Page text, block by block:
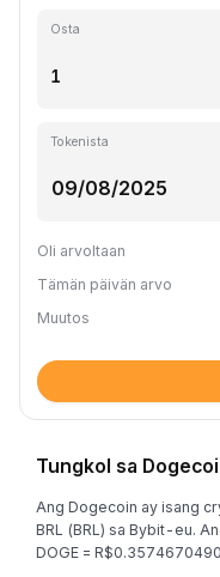
Osta
Tokenista
Oli arvoltaan
Tämän päivän arvo
Muutos
Tungkol sa
Ang Dogecoin ay isang
BRL (BRL) sa Bybit-eu.
DOGE =